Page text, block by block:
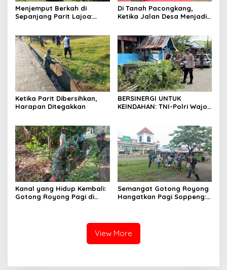
Menjemput Berkah di
Sepanjang Parit Lajoa:
Kibar Gotong Royong
Di Tanah Pacongkang,
Ketika Jalan Desa Menjadi
Ketika Parit Dibersihkan,
Harapan Ditegakkan
BERSINERGI UNTUK
KEINDAHAN: TNI-Polri Wajo
Juang TNI AD
Kanal yang Hidup Kembali:
Gotong Royong Pagi di
Semangat Gotong Royong
Hangatkan Pagi Soppeng:
View More